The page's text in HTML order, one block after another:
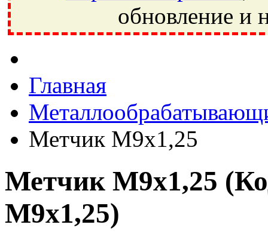
обновление и
Ивантеевка, подшипники, пневматика, метизы, техника,
Главная
Метчик М9х1,25
Метчик М9х1,25
М9х1,25)